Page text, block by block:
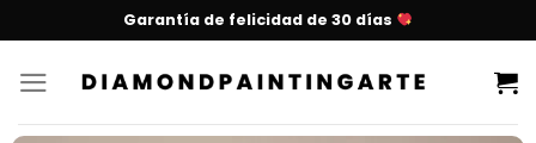
Garantía de felicidad de 30 días